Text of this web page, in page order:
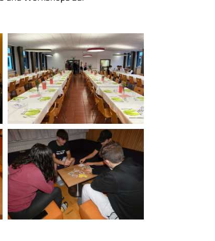
2025
04
15
Osteressen
1
Heimalltag
-
Watten